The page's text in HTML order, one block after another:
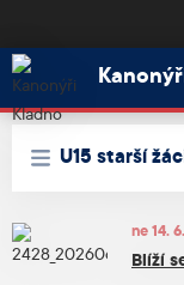
Kanonýři Kladno
U15 starší
ne 14.
Blíží